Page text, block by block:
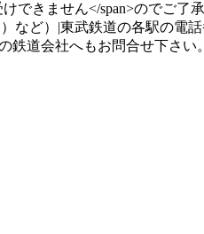
できません</span>のでご
）など）|東武鉄道の各駅の
鉄道会社へもお問合せ下さ